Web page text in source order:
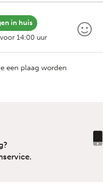
in huis
14:00 uur
een plaag worden